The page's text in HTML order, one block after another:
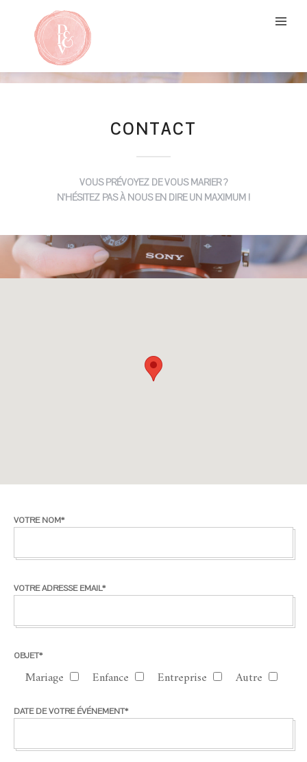
CONTACT
VOUS PRÉVOYEZ DE VOUS MARIER ?
N'HÉSITEZ PAS À NOUS EN DIRE UN MAXIMUM !
VOTRE NOM*
VOTRE ADRESSE EMAIL*
OBJET*
Mariage Enfance Entreprise Autre
DATE DE VOTRE ÉVÉNEMENT*